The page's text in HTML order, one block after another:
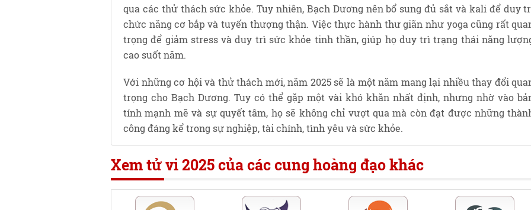
qua các thử thách sức khỏe. Tuy nhiên, Bạch Dương nên bổ sung đủ sắt và kali để duy
chức năng cơ bắp và tuyến thượng thận. Việc thực hành thư giãn như yoga cũng rất
trọng để giảm stress và duy trì sức khỏe tinh thần, giúp họ duy trì trạng thái năng
cao suốt năm.
Với những cơ hội và thử thách mới, năm 2025 sẽ là một năm mang lại nhiều thay đổi
trọng cho Bạch Dương. Tuy có thể gặp một vài khó khăn nhất định, nhưng nhờ vào
tính mạnh mẽ và sự quyết tâm, họ sẽ không chỉ vượt qua mà còn đạt được những
công đáng kể trong sự nghiệp, tài chính, tình yêu và sức khỏe.
Xem tử vi 2025 của các cung hoàng đạo khác